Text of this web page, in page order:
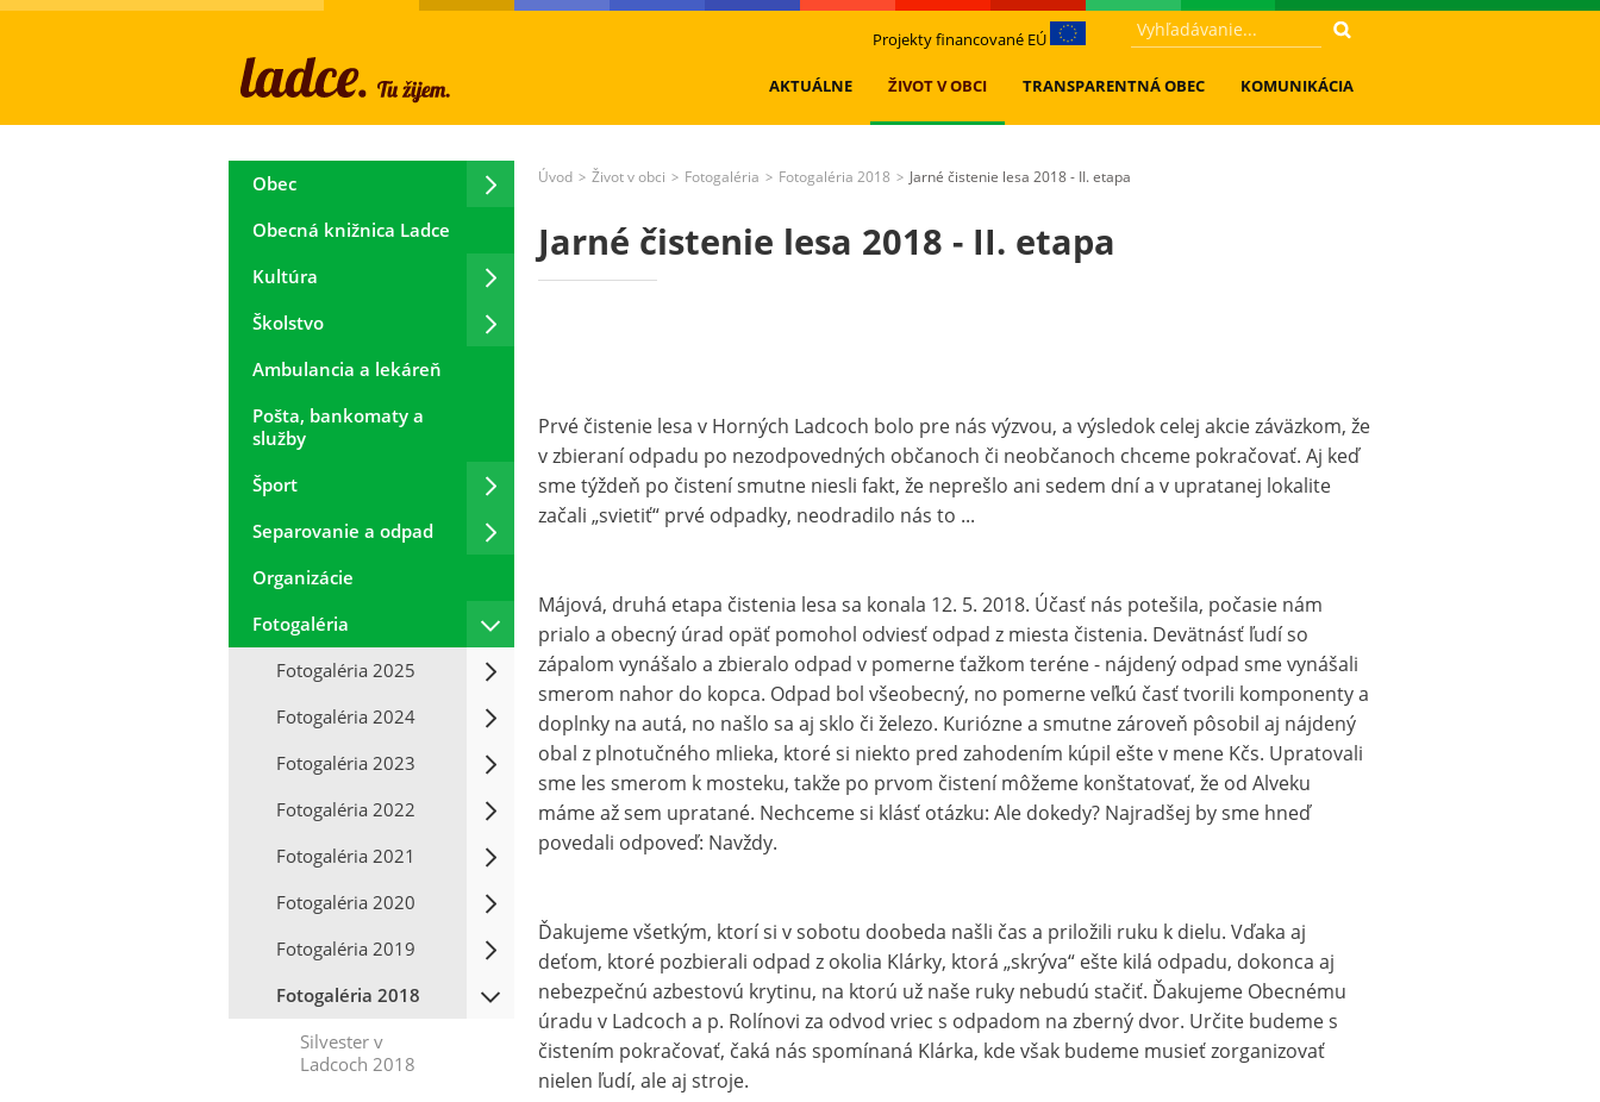
Projekty financované EÚ
AKTUÁLNE ŽIVOT V OBCI TRANSPARENTNÁ OBEC KOMUNIKÁCIA
Obec
Obecná knižnica Ladce
Kultúra
Školstvo
Ambulancia a lekáreň
Pošta, bankomaty a
služby
Šport
Separovanie a odpad
Organizácie
Fotogaléria
Fotogaléria 2025
Fotogaléria 2024
Fotogaléria 2023
Fotogaléria 2022
Fotogaléria 2021
Fotogaléria 2020
Fotogaléria 2019
Fotogaléria 2018
Silvester v
Ladcoch 2018
Úvod > Život v obci > Fotogaléria > Fotogaléria 2018 > Jarné čistenie lesa 2018 - II. etapa
Jarné čistenie lesa 2018 - II. etapa
Prvé čistenie lesa v Horných Ladcoch bolo pre nás výzvou, a výsledok celej akcie záväzkom, že
v zbieraní odpadu po nezodpovedných občanoch či neobčanoch chceme pokračovať. Aj keď
sme týždeň po čistení smutne niesli fakt, že neprešlo ani sedem dní a v upratanej lokalite
začali „svietiť“ prvé odpadky, neodradilo nás to ...
Májová, druhá etapa čistenia lesa sa konala 12. 5. 2018. Účasť nás potešila, počasie nám
prialo a obecný úrad opäť pomohol odviesť odpad z miesta čistenia. Devätnásť ľudí so
zápalom vynášalo a zbieralo odpad v pomerne ťažkom teréne - nájdený odpad sme vynášali
smerom nahor do kopca. Odpad bol všeobecný, no pomerne veľkú časť tvorili komponenty a
doplnky na autá, no našlo sa aj sklo či železo. Kuriózne a smutne zároveň pôsobil aj nájdený
obal z plnotučného mlieka, ktoré si niekto pred zahodením kúpil ešte v mene Kčs. Upratovali
sme les smerom k mosteku, takže po prvom čistení môžeme konštatovať, že od Alveku
máme až sem upratané. Nechceme si klásť otázku: Ale dokedy? Najradšej by sme hneď
povedali odpoveď: Navždy.
Ďakujeme všetkým, ktorí si v sobotu doobeda našli čas a priložili ruku k dielu. Vďaka aj
deťom, ktoré pozbierali odpad z okolia Klárky, ktorá „skrýva“ ešte kilá odpadu, dokonca aj
nebezpečnú azbestovú krytinu, na ktorú už naše ruky nebudú stačiť. Ďakujeme Obecnému
úradu v Ladcoch a p. Rolínovi za odvod vriec s odpadom na zberný dvor. Určite budeme s
čistením pokračovať, čaká nás spomínaná Klárka, kde však budeme musieť zorganizovať
nielen ľudí, ale aj stroje.